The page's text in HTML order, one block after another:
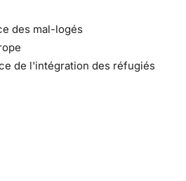
des mal-logés
de l'intégration des réfugiés